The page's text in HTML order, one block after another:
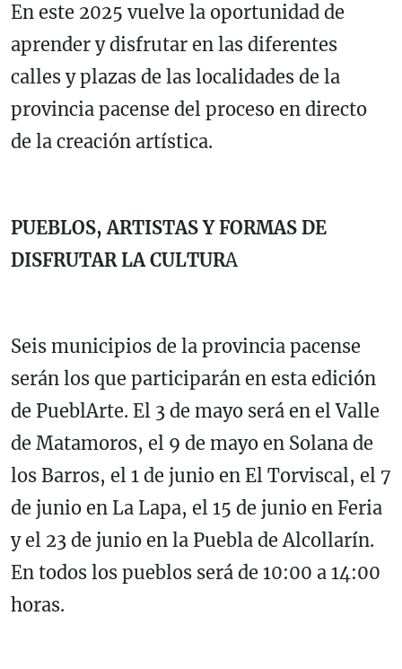
En este 2025 vuelve la oportunidad de
aprender y disfrutar en las diferentes
calles y plazas de las localidades de la
provincia pacense del proceso en directo
de la creación artística.
PUEBLOS, ARTISTAS Y FORMAS DE
DISFRUTAR LA CULTURA
Seis municipios de la provincia pacense
serán los que participarán en esta edición
de PueblArte. El 3 de mayo será en el Valle
de Matamoros, el 9 de mayo en Solana de
los Barros, el 1 de junio en El Torviscal, el 7
de junio en La Lapa, el 15 de junio en Feria
y el 23 de junio en la Puebla de Alcollarín.
En todos los pueblos será de 10:00 a 14:00
horas.